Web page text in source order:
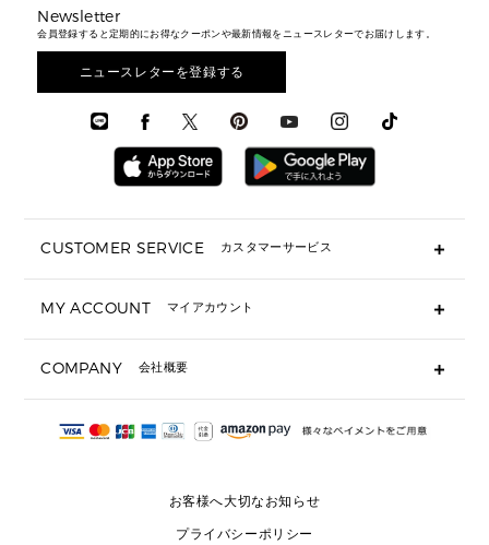
ウェア
アクセサリー
メンズ バッグ
メンズ 財布・小物
メンズ シューズ
メンズ ウェア
メンズ 時計・その他
メンズ財布・小物
メンズアクセサリー
メンズウェア
3 IN 1 / 2 IN 1 バッグ
▶ メンズすべて
▶ メンズすべて
▶ バッグすべて
通勤・通学アイテム
3 IN 1 バッグ
ミニ財布・フラグメントケース
▶ 小物すべて
定期ケース・カードケース・名刺入れ
サンダル
スニーカー
▶ ウェア
財布・小物
時計・ジュエリー
アクセサリー
エディターレビュー
Newsletter
会員登録すると定期的にお得なクーポンや最新情報をニュースレターでお届けします。
ニュースレターを登録する
CUSTOMER SERVICE カスタマーサービス
ギフト用にラッピングができますか？
ショッピングバッグを購入商品分送ってもらえますか？
注文後に完了メールが受信できないのですが？
サイズ交換はできますか？
MY ACCOUNT マイアカウント
COMPANY 会社概要
会社概要
お客様へ大切なお知らせ
プライバシーポリシー